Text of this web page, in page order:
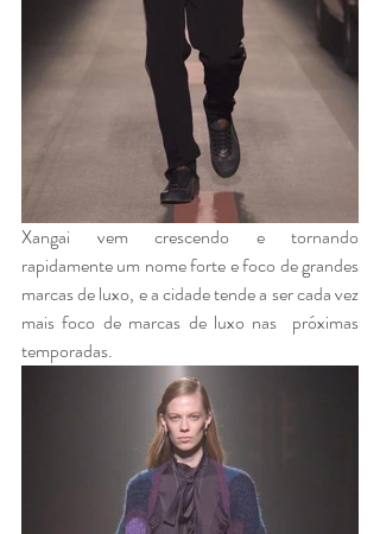
Xangai vem crescendo e tornando
rapidamente um nome forte e foco de grandes
marcas de luxo, e a cidade tende a ser cada vez
mais foco de marcas de luxo nas  próximas
temporadas.